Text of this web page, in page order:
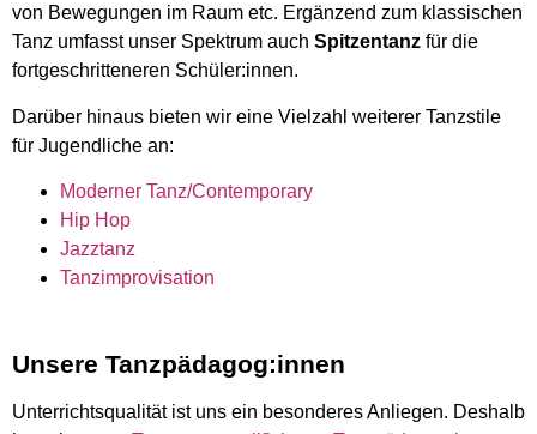
von Bewegungen im Raum etc. Ergänzend zum klassischen
Tanz umfasst unser Spektrum auch Spitzentanz für die
fortgeschritteneren Schüler:innen.
Darüber hinaus bieten wir eine Vielzahl weiterer Tanzstile
für Jugendliche an:
Moderner Tanz/Contemporary
Hip Hop
Jazztanz
Tanzimprovisation
Unsere Tanzpädagog:innen
Unterrichtsqualität ist uns ein besonderes Anliegen. Deshalb